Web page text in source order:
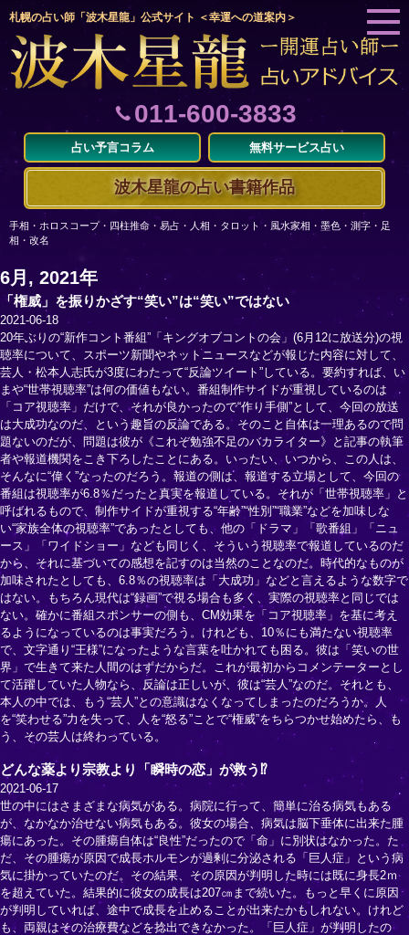
札幌の占い師「波木星龍」公式サイト ＜幸運への道案内＞
011-600-3833
占い予言コラム 無料サービス占い
波木星龍の占い書籍作品
手相・ホロスコープ・四柱推命・易占・人相・タロット・風水家相・墨色・測字・足
相・改名
6月, 2021年
「権威」を振りかざす“笑い”は“笑い”ではない
2021-06-18
20年ぶりの“新作コント番組”「キングオブコントの会」(6月12に放送分)の視
聴率について、スポーツ新聞やネットニュースなどが報じた内容に対して、
芸人・松本人志氏が3度にわたって“反論ツイート”している。要約すれば、い
まや“世帯視聴率”は何の価値もない。番組制作サイドが重視しているのは
「コア視聴率」だけで、それが良かったので“作り手側”として、今回の放送
は大成功なのだ、という趣旨の反論である。そのこと自体は一理あるので問
題ないのだが、問題は彼が《これぞ勉強不足のバカライター》と記事の執筆
者や報道機関をこき下ろしたことにある。いったい、いつから、この人は、
そんなに“偉く”なったのだろう。報道の側は、報道する立場として、今回の
番組は視聴率が6.8％だったと真実を報道している。それが「世帯視聴率」と
呼ばれるもので、制作サイドが重視する“年齢”“性別”“職業”などを加味しな
い“家族全体の視聴率”であったとしても、他の「ドラマ」「歌番組」「ニュ
ース」「ワイドショー」なども同じく、そういう視聴率で報道しているのだ
から、それに基づいての感想を記すのは当然のことなのだ。時代的なものが
加味されたとしても、6.8％の視聴率は「大成功」などと言えるような数字で
はない。もちろん現代は“録画”で視る場合も多く、実際の視聴率と同じでは
ない。確かに番組スポンサーの側も、CM効果を「コア視聴率」を基に考え
るようになっているのは事実だろう。けれども、10％にも満たない視聴率
で、文字通り“王様”になったような言葉を吐かれても困る。彼は「笑いの世
界」で生きて来た人間のはずだからだ。これが最初からコメンテーターとし
て活躍していた人物なら、反論は正しいが、彼は“芸人”なのだ。それとも、
本人の中では、もう“芸人”との意識はなくなってしまったのだろうか。人
を“笑わせる”力を失って、人を“怒る”ことで“権威”をちらつかせ始めたら、も
う、その芸人は終わっている。
どんな薬より宗教より「瞬時の恋」が救う⁉
2021-06-17
世の中にはさまざまな病気がある。病院に行って、簡単に治る病気もある
が、なかなか治せない病気もある。彼女の場合、病気は脳下垂体に出来た腫
瘍にあった。その腫瘍自体は“良性”だったので「命」に別状はなかった。た
だ、その腫瘍が原因で成長ホルモンが過剰に分泌される「巨人症」という病
気に掛かっていたのだ。その結果、その原因が判明した時には既に身長2ｍ
を超えていた。結果的に彼女の成長は207㎝まで続いた。もっと早くに原因
が判明していれば、途中で成長を止めることが出来たかもしれない。けれど
も、両親はその治療費などを捻出できなかった。「巨人症」が判明したの